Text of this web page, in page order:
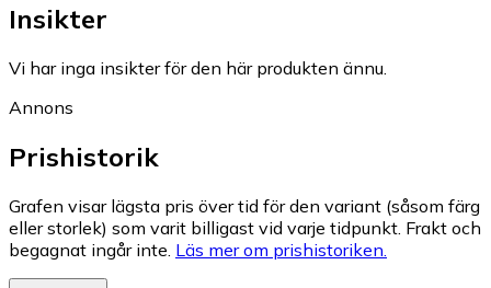
Insikter
Vi har inga insikter för den här produkten ännu.
Annons
Prishistorik
Grafen visar lägsta pris över tid för den variant (såsom färg
eller storlek) som varit billigast vid varje tidpunkt. Frakt och
begagnat ingår inte. Läs mer om prishistoriken.